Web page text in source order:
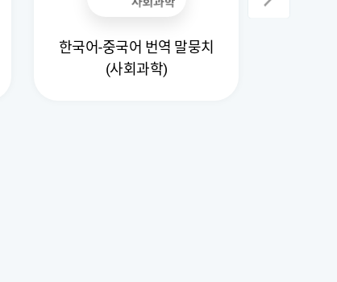
한국어-중국어 번역 말뭉치
(사회과학)